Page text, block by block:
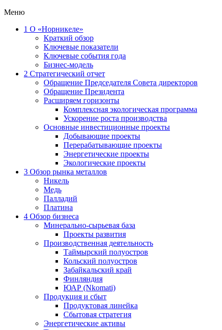
Меню
1 О «Норникеле»
Краткий обзор
Ключевые показатели
Ключевые события года
Бизнес-модель
2 Стратегический отчет
Обращение Председателя Совета директоров
Обращение Президента
Расширяем горизонты
Комплексная экологическая программа
Ускорение роста производства
Основные инвестиционные проекты
Добывающие проекты
Перерабатывающие проекты
Энергетические проекты
Экологические проекты
3 Обзор рынка металлов
Никель
Медь
Палладий
Платина
4 Обзор бизнеса
Минерально-сырьевая база
Проекты развития
Производственная деятельность
Таймырский полуостров
Кольский полуостров
Забайкальский край
Финляндия
ЮАР (Nkomati)
Продукция и сбыт
Продуктовая линейка
Сбытовая стратегия
Энергетические активы